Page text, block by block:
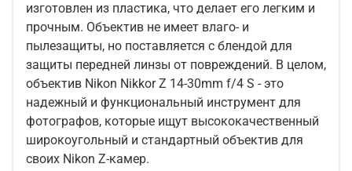
изготовлен из пластика, что делает его легким и
прочным. Объектив не имеет влаго- и
пылезащиты, но поставляется с блендой для
защиты передней линзы от повреждений. В целом,
объектив Nikon Nikkor Z 14-30mm f/4 S - это
надежный и функциональный инструмент для
фотографов, которые ищут высококачественный
широкоугольный и стандартный объектив для
своих Nikon Z-камер.